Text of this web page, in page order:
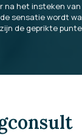
na het insteken
sensatie wordt
de geprikte